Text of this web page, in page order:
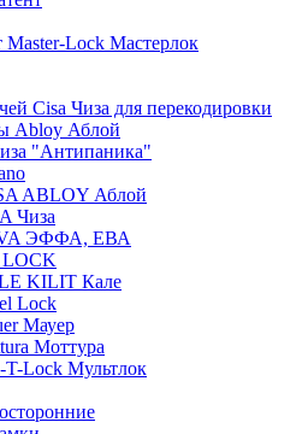
Lock Мастерлок
Cisa Чиза для перекодировки
Abloy Аблой
"Антипаника"
ABLOY Аблой
Чиза
ЭФФА, ЕВА
KILIT Кале
Lock
Мауер
Моттура
Lock Мультлок